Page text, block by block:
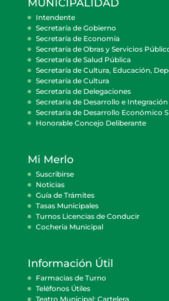
MUNICIPALIDAD
Intendente
Secretaría de Gobierno
Secretaría de Economía
Secretaría de Obras y Servicios
Secretaría de Salud Pública
Secretaría de Cultura, Educación,
Secretaría de Cultura
Secretaría de Delegaciones
Secretaría de Desarrollo e Integración
Secretaría de Desarrollo Económico
Honorable Concejo Deliberante
Mi Merlo
Suscribirse
Noticias
Guía de Trámites
Tasas Municipales
Turnos Licencias de Conducir
Cocheria Municipal
Información Útil
Farmacias de Turno
Teléfonos Útiles
Teatro Municipal: Cartelera